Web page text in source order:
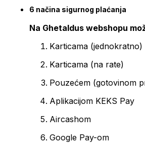
6 načina sigurnog plaćanja
Na Ghetaldus webshopu
Karticama (jednokratno)
Karticama (na rate)
Pouzećem (gotovinom
Aplikacijom KEKS Pay
Aircashom
Google Pay-om